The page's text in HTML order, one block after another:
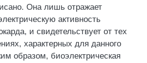
Она лишь отражает
активность
и свидетельствует от тех
характерных для данного
образом, биоэлектрическая